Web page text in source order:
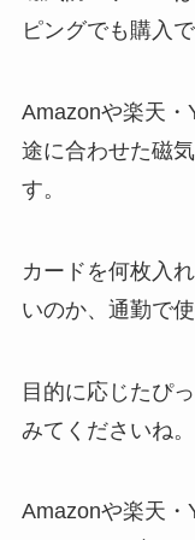
ピングでも購入で
Amazonや楽天・
途に合わせた磁
す。
カードを何枚入
いのか、通勤で
目的に応じたぴ
みてくださいね。
Amazonや楽天